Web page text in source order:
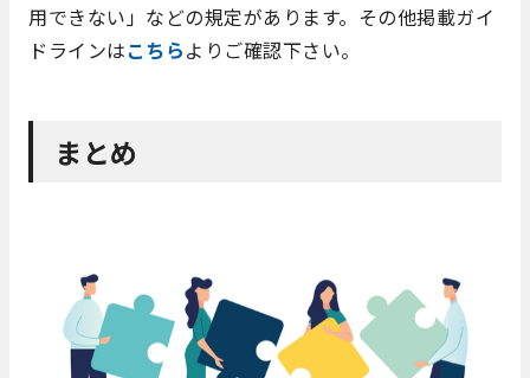
用できない」などの規定があります。その他掲載ガイ
ドラインはこちらよりご確認下さい。
まとめ